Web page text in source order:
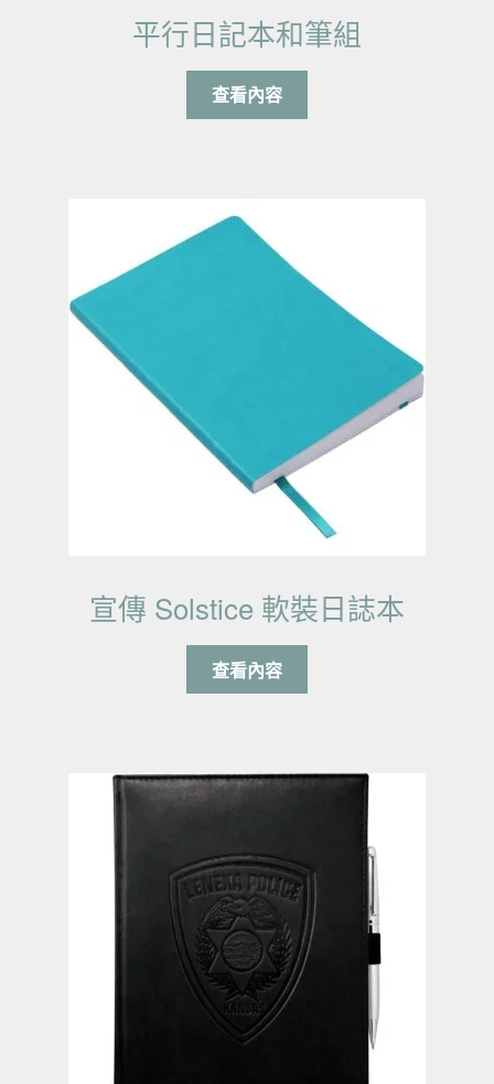
平行日記本和筆組
查看內容
宣傳 Solstice 軟裝日誌本
查看內容